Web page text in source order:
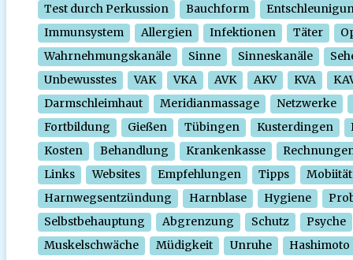
Test durch Perkussion
Bauchform
Immunsystem
Allergien Infektionen Täter
Wahrnehmungskanäle
Sinne Sinneskanäle
Unbewusstes
VAK VKA AVK AKV KVA
Darmschleimhaut
Meridianmassage
Netzwerke
Fortbildung
Gießen Tübingen Kusterdingen
Kosten
Behandlung Krankenkasse
Links
Websites Empfehlungen Tipps
Mobiität
Harnwegsentzündung
Harnblase Hygiene
Selbstbehauptung
Abgrenzung Schutz
Psyche
Muskelschwäche
Müdigkeit Unruhe
Hashimoto